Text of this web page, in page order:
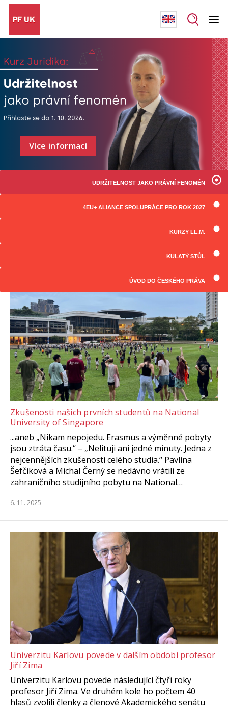
UDRŽITELNOST JAKO PRÁVNÍ FENOMÉN
4EU+ ALIANCE SPOLUPRÁCE PRO ROK 2027
KURZY LL.M.
KULATÝ STŮL
ÚVOD DO ČESKÉHO PRÁVA
Více informací
Všechny články
Zkušenosti našich prvních studentů na National
University of Singapore
...aneb „Nikam nepojedu. Erasmus a výměnné pobyty
jsou ztráta času.“ – „Nelituji ani jedné minuty. Jedna z
nejcennějších zkušeností celého studia.“ Pavlína
Šefčíková a Michal Černý se nedávno vrátili ze
zahraničního studijního pobytu na National…
6. 11. 2025
Univerzitu Karlovu povede v dalším období profesor
Jiří Zima
Univerzitu Karlovu povede následující čtyři roky
profesor Jiří Zima. Ve druhém kole ho počtem 40
hlasů zvolili členky a členové Akademického senátu